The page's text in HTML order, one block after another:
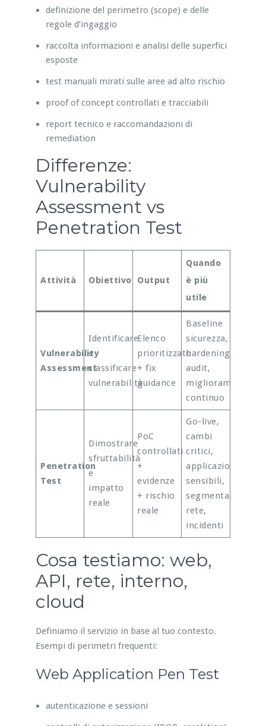
definizione del perimetro (scope) e delle
regole d’ingaggio
raccolta informazioni e analisi delle superfici
esposte
test manuali mirati sulle aree ad alto rischio
proof of concept controllati e tracciabili
report tecnico e raccomandazioni di
remediation
Differenze:
Vulnerability
Assessment vs
Penetration Test
Attività Obiettivo Output
Quando
è più
utile
Vulnerability
Assessment
Identificare
e
classificare
vulnerabilità
Elenco
prioritizzato
+ fix
guidance
Baseline
sicurezza,
hardening,
audit,
miglioramento
continuo
Penetration
Test
Dimostrare
sfruttabilità
e
impatto
reale
PoC
controllati
+
evidenze
+ rischio
reale
Go-live,
cambi
critici,
applicazioni
sensibili,
segmentazione
rete,
incidenti
Cosa testiamo: web,
API, rete, interno,
cloud
Definiamo il servizio in base al tuo contesto.
Esempi di perimetri frequenti:
Web Application Pen Test
autenticazione e sessioni